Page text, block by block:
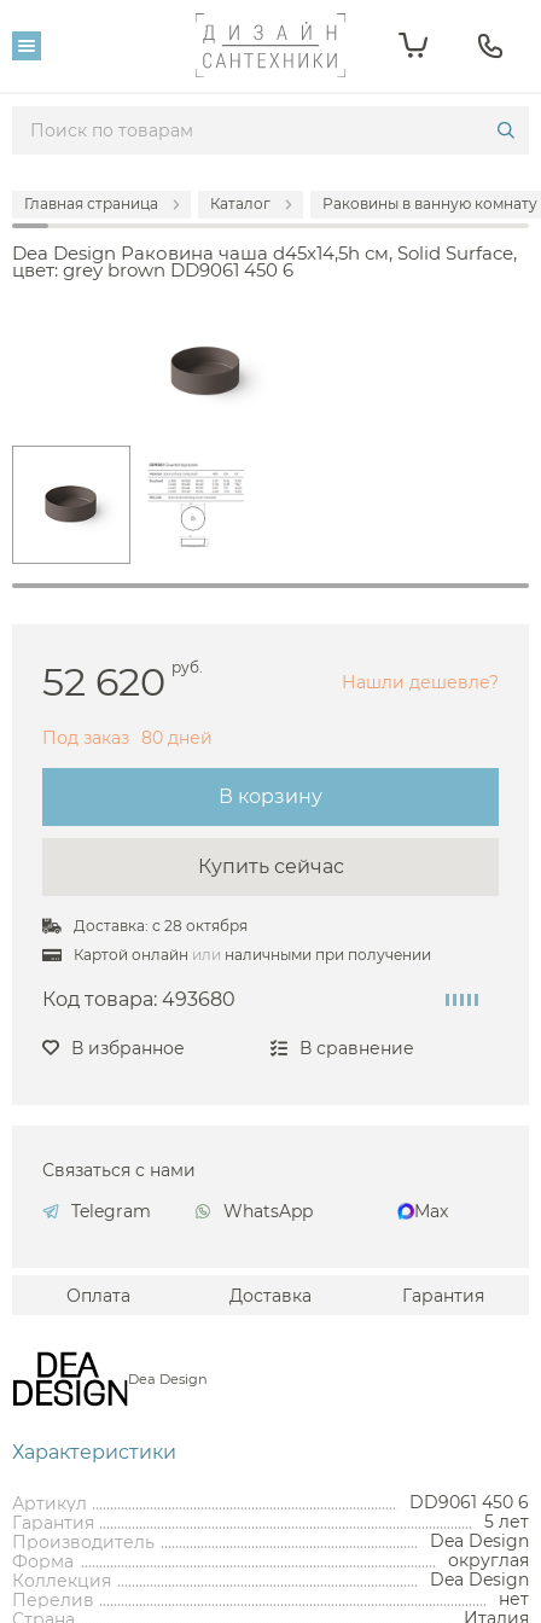
Главная страница Каталог Раковины в ванную комнату
Dea Design Раковина чаша d45x14,5h см, Solid Surface,
цвет: grey brown DD9061 450 6
52 620 руб.
Нашли дешевле?
Под заказ 80 дней
В корзину
Купить сейчас
Доставка: с 28 октября
Картой онлайн или наличными при получении
Код товара: 493680
В избранное В сравнение
Связаться с нами
Telegram
WhatsApp Max
Оплата Доставка Гарантия
Dea Design
Характеристики
Артикул
DD9061 450 6
Гарантия
5 лет
Производитель
Dea Design
Форма
округлая
Коллекция
Dea Design
Перелив
нет
Италия